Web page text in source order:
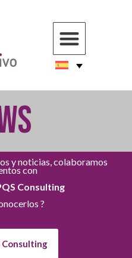
y noticias, colaboramos
con
Consulting
?
Consulting